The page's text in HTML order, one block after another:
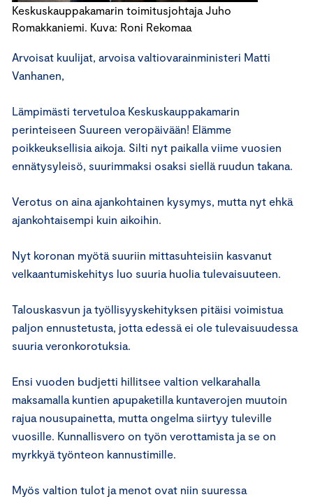
Keskuskauppakamarin toimitusjohtaja Juho
Romakkaniemi. Kuva: Roni Rekomaa
Arvoisat kuulijat, arvoisa valtiovarainministeri Matti
Vanhanen,
Lämpimästi tervetuloa Keskuskauppakamarin
perinteiseen Suureen veropäivään! Elämme
poikkeuksellisia aikoja. Silti nyt paikalla viime vuosien
ennätysyleisö, suurimmaksi osaksi siellä ruudun takana.
Verotus on aina ajankohtainen kysymys, mutta nyt ehkä
ajankohtaisempi kuin aikoihin.
Nyt koronan myötä suuriin mittasuhteisiin kasvanut
velkaantumiskehitys luo suuria huolia tulevaisuuteen.
Talouskasvun ja työllisyyskehityksen pitäisi voimistua
paljon ennustetusta, jotta edessä ei ole tulevaisuudessa
suuria veronkorotuksia.
Ensi vuoden budjetti hillitsee valtion velkarahalla
maksamalla kuntien apupaketilla kuntaverojen muutoin
rajua nousupainetta, mutta ongelma siirtyy tuleville
vuosille. Kunnallisvero on työn verottamista ja se on
myrkkyä työnteon kannustimille.
Myös valtion tulot ja menot ovat niin suuressa